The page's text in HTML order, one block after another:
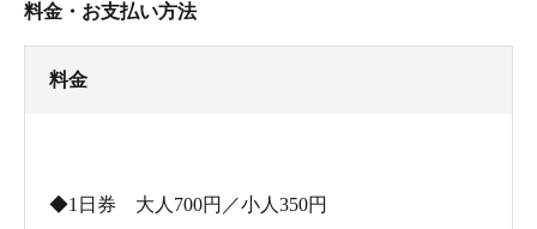
料金・お支払い方法
料金
◆1日券 大人700円／小人350円